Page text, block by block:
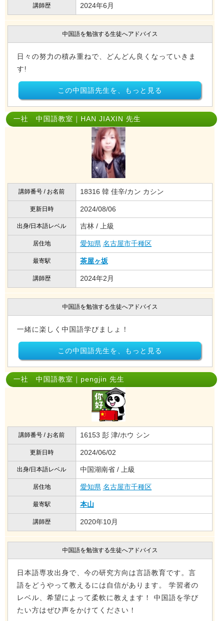
講師歴 2024年6月
中国語を勉強する生徒へアドバイス
日々の努力の積み重ねで、どんどん良くなっていきま
す!
この中国語先生を、もっと見る
一社 中国語教室｜HAN JIAXIN 先生
講師番号 / お名前 18316 韓 佳辛/カン カシン
更新日時 2024/08/06
出身/日本語レベル 吉林 / 上級
居住地 愛知県 名古屋市千種区
最寄駅 茶屋ヶ坂
講師歴 2024年2月
中国語を勉強する生徒へアドバイス
一緒に楽しく中国語学びましょ！
この中国語先生を、もっと見る
一社 中国語教室｜pengjin 先生
講師番号 / お名前 16153 彭 津/ホウ シン
更新日時 2024/06/02
出身/日本語レベル 中国湖南省 / 上級
居住地 愛知県 名古屋市千種区
最寄駅 本山
講師歴 2020年10月
中国語を勉強する生徒へアドバイス
日本語専攻出身で、今の研究方向は言語教育です。言
語をどうやって教えるには自信があります。 学習者の
レベル、希望によって柔軟に教えます！ 中国語を学び
たい方はぜひ声をかけてください！